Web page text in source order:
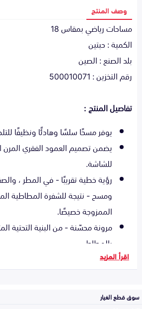
وصف المنتج
مساحات رياضي بمقاس 18
الكمية : حبتين
بلد الصنع : الصين
رقم التخزين : 500010071
تفاصيل المنتج :
يوفر مسحًا سلسًا وهادئًا ونظيفًا
يضمن تصميم العمود الفقري
للشاشة.
رؤية خطية تقريبًا - في المطر ،
ومسح - نتيجة للشفرة المطاطية
الممزوجة خصيصًا.
مرونة محسّنة - من البنية التحتية
بالمطاط.
تقليل الضوضاء بشكل كبير ورفع
هوائي مدمج.
اقرأ المزيد
سوق قطع الغيار